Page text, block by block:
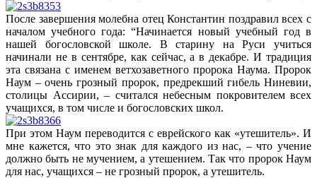
После завершения молебна отец Константин поздравил всех с
началом учебного года: “Начинается новый учебный год в
нашей богословской школе. В старину на Руси учиться
начинали не в сентябре, как сейчас, а в декабре. И традиция
эта связана с именем ветхозаветного пророка Наума. Пророк
Наум – очень грозный пророк, предрекший гибель Ниневии,
столицы Ассирии, – считался небесным покровителем всех
учащихся, в том числе и богословских школ.
При этом Наум переводится с еврейского как «утешитель». И
мне кажется, что это знак для каждого из нас, – что учение
должно быть не мучением, а утешением. Так что пророк Наум
для нас, учащихся – не грозный пророк, а утешитель.